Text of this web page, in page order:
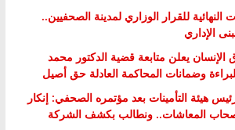
للقرار الوزاري لمدينة الصحفيين..
الإداري
يعلن متابعة قضية الدكتور محمد
وضمانات المحاكمة العادلة حق أصيل
هيئة التأمينات بعد مؤتمره الصحفي: إنكار
أصحاب المعاشات.. ونطالب بكشف الشركة